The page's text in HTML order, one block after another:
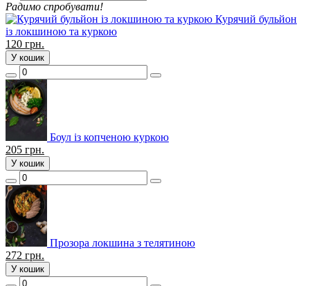
Радимо спробувати!
Курячий бульйон
із локшиною та куркою
120 грн.
У кошик
Боул із копченою куркою
205 грн.
У кошик
Прозора локшина з телятиною
272 грн.
У кошик